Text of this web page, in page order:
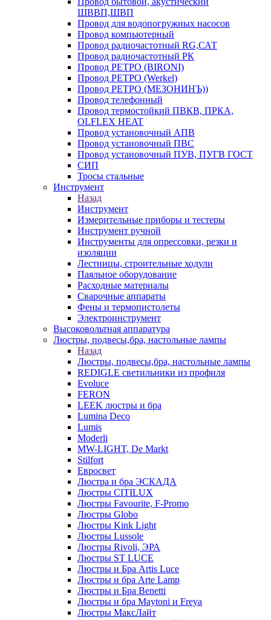
ШВВП,ШВП
Провод для водопогружных насосов
Провод компьютерный
Провод радиочастотный RG,САТ
Провод радиочастотный РК
Провод РЕТРО (BIRONI)
Провод РЕТРО (Werkel)
Провод РЕТРО (МЕЗОНИНЪ))
Провод телефонный
Провод термостойкий ПВКВ, ПРКА,
OLFLEX HEAT
Провод установочный АПВ
Провод установочный ПВС
Провод установочный ПУВ, ПУГВ ГОСТ
СИП
Тросы стальные
Инструмент
Назад
Инструмент
Измерительные приборы и тестеры
Инструмент ручной
Инструменты для опрессовки, резки и
изоляции
Лестницы, строительные ходули
Паяльное оборудование
Расходные материалы
Сварочные аппараты
Фены и термопистолеты
Электроинструмент
Высоковольтная аппаратура
Люстры, подвесы,бра, настольные лампы
Назад
Люстры, подвесы,бра, настольные лампы
REDIGLE светильники из профиля
Evoluce
FERON
LEEK люстры и бра
Lumina Deco
Lumis
Moderli
MW-LIGHT, De Markt
Stilfort
Евросвет
Люстра и бра ЭСКАДА
Люстры CITILUX
Люстры Favourite, F-Promo
Люстры Globo
Люстры Kink Light
Люстры Lussole
Люстры Rivoli, ЭРА
Люстры ST LUCE
Люстры и Бра Artis Luce
Люстры и бра Arte Lamp
Люстры и Бра Benetti
Люстры и бра Maytoni и Freya
Люстры МаксЛайт